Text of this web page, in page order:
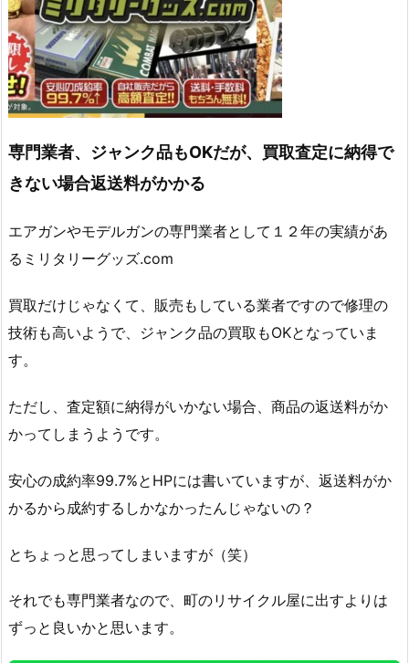
専門業者、ジャンク品もOKだが、買取査定に納得で
きない場合返送料がかかる
エアガンやモデルガンの専門業者として１２年の実績があ
るミリタリーグッズ.com
買取だけじゃなくて、販売もしている業者ですので修理の
技術も高いようで、ジャンク品の買取もOKとなっていま
す。
ただし、査定額に納得がいかない場合、商品の返送料がか
かってしまうようです。
安心の成約率99.7%とHPには書いていますが、返送料がか
かるから成約するしかなかったんじゃないの？
とちょっと思ってしまいますが（笑）
それでも専門業者なので、町のリサイクル屋に出すよりは
ずっと良いかと思います。